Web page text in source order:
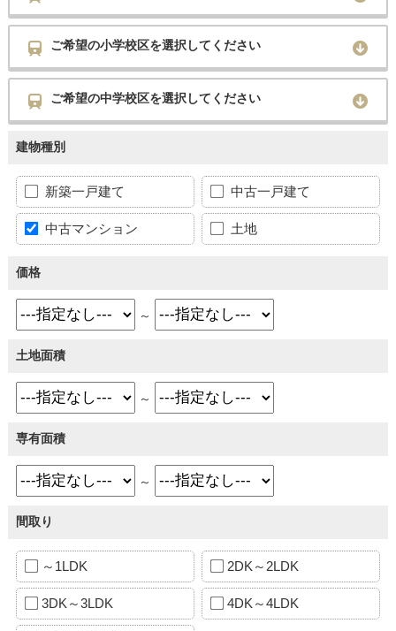
ご希望の小学校区を選択してください
ご希望の中学校区を選択してください
建物種別
新築一戸建て 中古一戸建て
中古マンション 土地
価格
～
土地面積
～
専有面積
～
間取り
～1LDK 2DK～2LDK
3DK～3LDK 4DK～4LDK